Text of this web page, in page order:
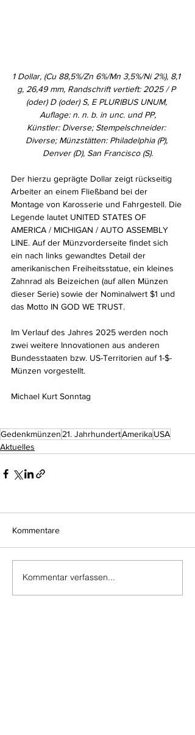
1 Dollar, (Cu 88,5%/Zn 6%/Mn 3,5%/Ni 2%), 8,1
g, 26,49 mm, Randschrift vertieft: 2025 / P
(oder) D (oder) S, E PLURIBUS UNUM,
Auflage: n. n. b. in unc. und PP,
Künstler: Diverse; Stempelschneider:
Diverse; Münzstätten: Philadelphia (P),
Denver (D), San Francisco (S).
Der hierzu geprägte Dollar zeigt rückseitig
Arbeiter an einem Fließband bei der
Montage von Karosserie und Fahrgestell. Die
Legende lautet UNITED STATES OF
AMERICA / MICHIGAN / AUTO ASSEMBLY
LINE. Auf der Münzvorderseite findet sich
ein nach links gewandtes Detail der
amerikanischen Freiheitsstatue, ein kleines
Zahnrad als Beizeichen (auf allen Münzen
dieser Serie) sowie der Nominalwert $1 und
das Motto IN GOD WE TRUST.
Im Verlauf des Jahres 2025 werden noch
zwei weitere Innovationen aus anderen
Bundesstaaten bzw. US-Territorien auf 1-$-
Münzen vorgestellt.
Michael Kurt Sonntag
Gedenkmünzen 21. JahrhundertAmerikaUSA
Aktuelles
Kommentare
Kommentar verfassen...